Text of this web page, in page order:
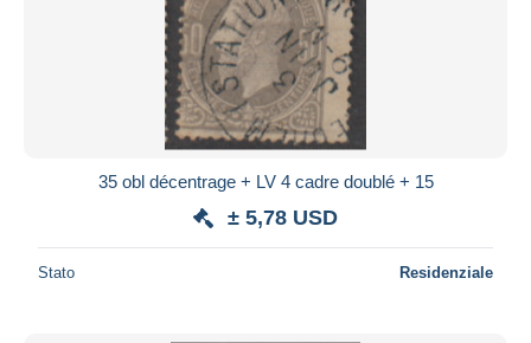
35 obl décentrage + LV 4 cadre doublé + 15
± 5,78 USD
Stato Residenziale